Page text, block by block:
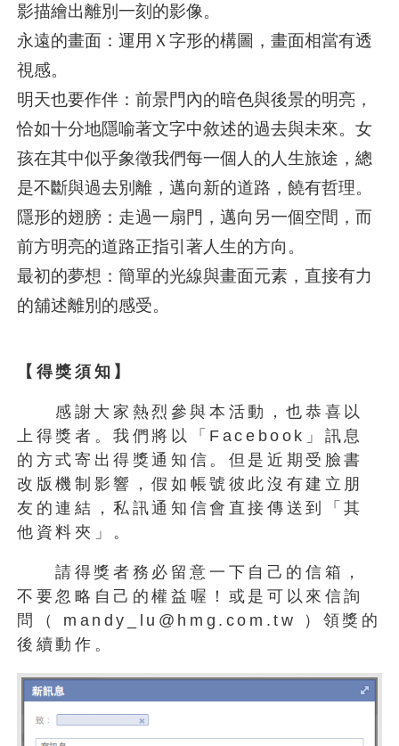
影描繪出離別一刻的影像。
永遠的畫面：運用Ｘ字形的構圖，畫面相當有透
視感。
明天也要作伴：前景門內的暗色與後景的明亮，
恰如十分地隱喻著文字中敘述的過去與未來。女
孩在其中似乎象徵我們每一個人的人生旅途，總
是不斷與過去別離，邁向新的道路，饒有哲理。
隱形的翅膀：走過一扇門，邁向另一個空間，而
前方明亮的道路正指引著人生的方向。
最初的夢想：簡單的光線與畫面元素，直接有力
的舖述離別的感受。
【得獎須知】
感謝大家熱烈參與本活動，也恭喜以
上得獎者。我們將以「Facebook」訊息
的方式寄出得獎通知信。但是近期受臉書
改版機制影響，假如帳號彼此沒有建立朋
友的連結，私訊通知信會直接傳送到「其
他資料夾」。
請得獎者務必留意一下自己的信箱，
不要忽略自己的權益喔！或是可以來信詢
問（ mandy_lu@hmg.com.tw ）領獎的
後續動作。